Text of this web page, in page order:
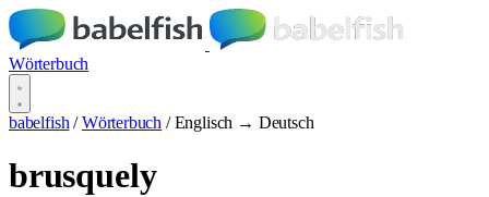
Wörterbuch
babelfish / Wörterbuch / Englisch → Deutsch
brusquely